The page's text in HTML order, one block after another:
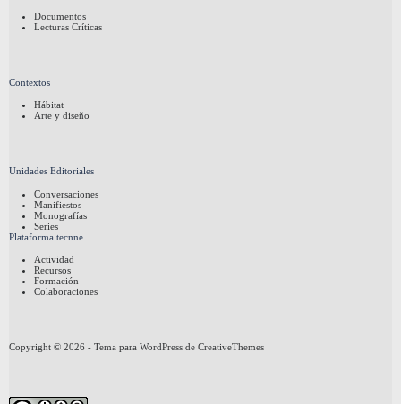
Documentos
Lecturas Críticas
Contextos
Hábitat
Arte y diseño
Unidades Editoriales
Conversaciones
Manifiestos
Monografías
Series
Plataforma tecnne
Actividad
Recursos
Formación
Colaboraciones
Copyright © 2026 - Tema para WordPress de CreativeThemes